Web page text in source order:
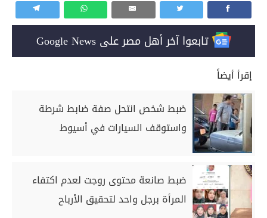
تابعوا آخر أهل مصر على Google News
إقرأ أيضاً
ضبط شخص انتحل صفة ضابط شرطة
واستوقف السيارات في أسيوط
ضبط صانعة محتوى روجت لعدم اكتفاء
المرأة برجل واحد لتحقيق الأرباح